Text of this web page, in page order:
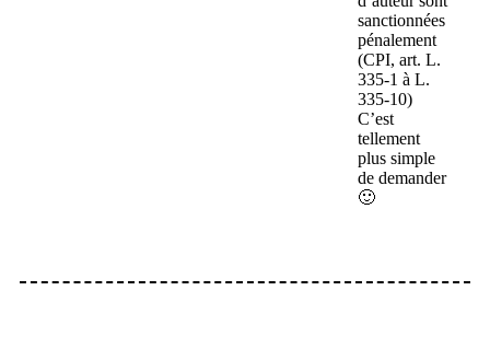
sanctionnées
pénalement
(CPI, art. L.
335-1 à L.
335-10)
C’est
tellement
plus simple
de demander
🙂